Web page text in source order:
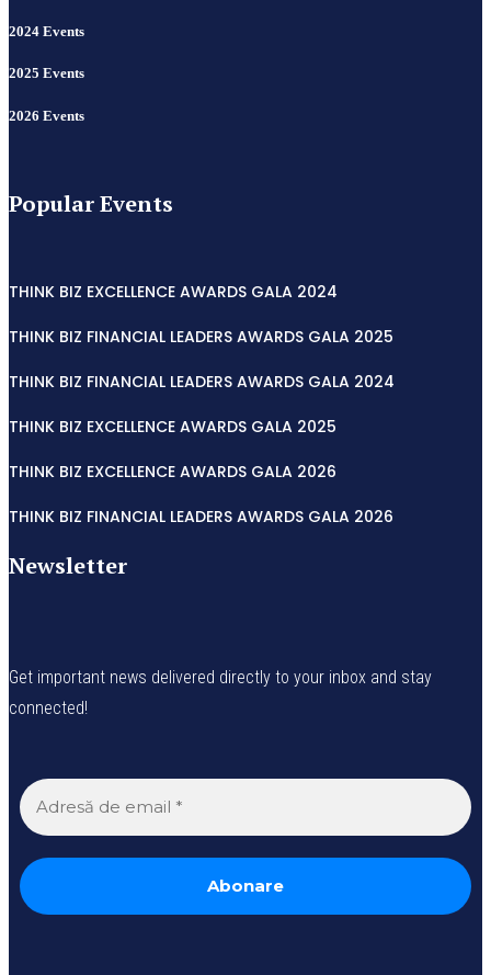
2024 Events
2025 Events
2026 Events
Popular Events
THINK BIZ EXCELLENCE AWARDS GALA 2024
THINK BIZ FINANCIAL LEADERS AWARDS GALA 2025
THINK BIZ FINANCIAL LEADERS AWARDS GALA 2024
THINK BIZ EXCELLENCE AWARDS GALA 2025
THINK BIZ EXCELLENCE AWARDS GALA 2026
THINK BIZ FINANCIAL LEADERS AWARDS GALA 2026
Newsletter
Get important news delivered directly to your inbox and stay
connected!